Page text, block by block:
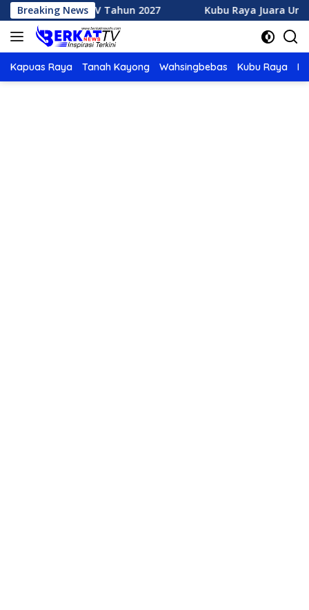
Langsung
ke
konten
Breaking News
XXXV Tahun 2027 Kubu Raya Juara Umum MTQ
Kapuas Raya Tanah Kayong Wahsingbebas Kubu Raya